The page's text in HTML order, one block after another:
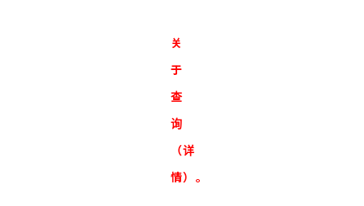
关
于
查
询
（详
情）。